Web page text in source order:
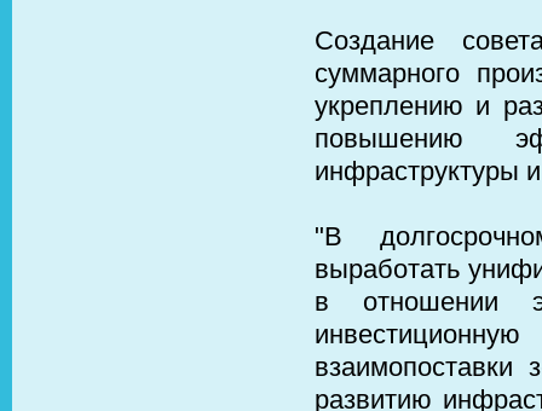
Создание
суммарного
укреплению и
повышению
инфраструктуры
"В
выработать
в отношении
инвестиционную
взаимопоставки
развитию